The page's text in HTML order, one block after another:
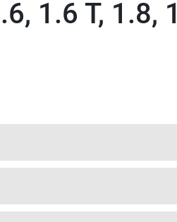
1.6 T, 1.8,